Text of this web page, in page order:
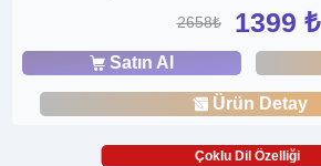
2658₺ 1399 ₺
Satın Al
Ürün Detay
Çoklu Dil Özelliği